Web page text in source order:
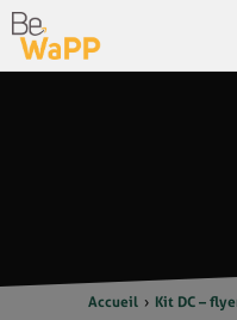
Accueil Kit DC –